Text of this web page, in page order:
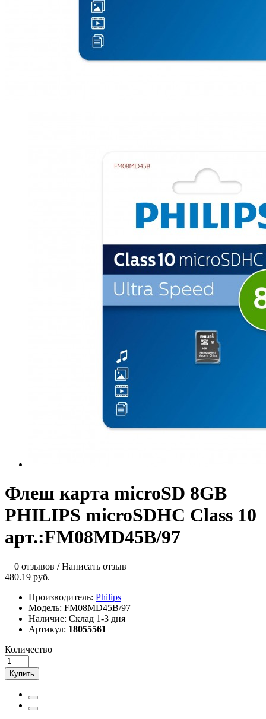
Флеш карта microSD 8GB
PHILIPS microSDHC Class 10
арт.:FM08MD45B/97
0 отзывов /Написать отзыв
480.19 руб.
Производитель: Philips
Модель: FM08MD45B/97
Наличие: Склад 1-3 дня
Артикул: 18055561
Количество
Купить